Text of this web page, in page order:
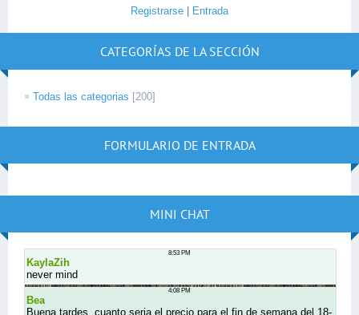
Registrarse Entrada
CATEGORÍAS DE LA SECCIÓN
Todas las categorias [200]
FORMULARIO DE ENTRADA
MINI CHAT